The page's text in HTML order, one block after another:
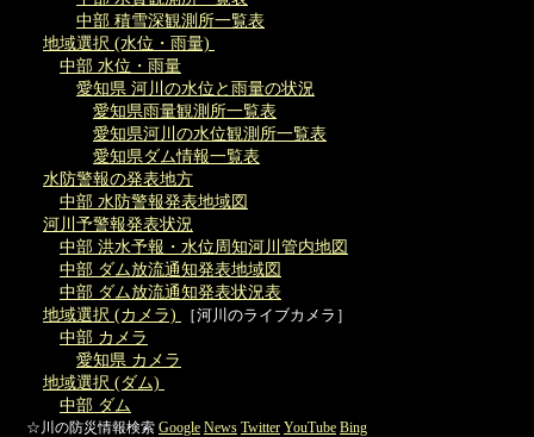
中部 積雪深観測所一覧表
地域選択 (水位・雨量)
中部 水位・雨量
愛知県 河川の水位と雨量の状況
愛知県雨量観測所一覧表
愛知県河川の水位観測所一覧表
愛知県ダム情報一覧表
水防警報の発表地方
中部 水防警報発表地域図
河川予警報発表状況
中部 洪水予報・水位周知河川管内地図
中部 ダム放流通知発表地域図
中部 ダム放流通知発表状況表
地域選択 (カメラ)
［河川のライブカメラ］
中部 カメラ
愛知県 カメラ
地域選択 (ダム)
中部 ダム
☆川の防災情報検索 Google News Twitter YouTube Bing